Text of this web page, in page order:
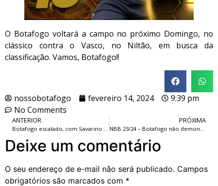
O Botafogo voltará a campo no próximo Domingo, no
clássico contra o Vasco, no Niltão, em busca da
classificação. Vamos, Botafogo!!
nossobotafogo fevereiro 14, 2024
9:39 pm
No Comments
ANTERIOR PRÓXIMA
Deixe um comentário
O seu endereço de e-mail não será publicado. Campos
obrigatórios são marcados com *